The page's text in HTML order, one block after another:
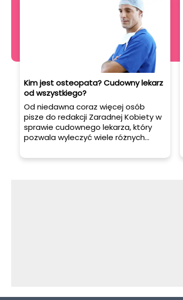
Kim jest osteopata? Cudowny lekarz
od wszystkiego?
Od niedawna coraz więcej osób
pisze do redakcji Zaradnej Kobiety w
sprawie cudownego lekarza, który
pozwala wyleczyć wiele różnych
kim jest osteopata i kiedy warto się